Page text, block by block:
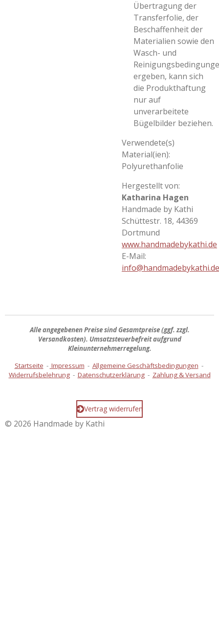
Übertragung der
Transferfolie, der
Beschaffenheit der
Materialien sowie den
Wasch- und
ergeben, kann sich
die Produkthaftung
nur auf
unverarbeitete
Bügelbilder beziehen.
Verwendete(s)
Material(ien):
Polyurethanfolie
Hergestellt von:
Katharina Hagen
Handmade by Kathi
Schüttestr. 18, 44369
Dortmund
www.handmadebykathi.de
E-Mail:
info@handmadebykathi.de
Alle angegebenen Preise sindGesamtpreise(ggf. zzgl.
Versandkosten). Umsatzsteuerbefreit aufgrund
Kleinunternehmerregelung.
Startseite - Impressum - Allgemeine Geschäftsbedingungen -
Widerrufsbelehrung- Datenschutzerklärung- Zahlung & Versand
Vertrag widerrufen
© 2026 Handmade by Kathi